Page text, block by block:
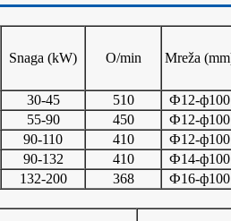
Snaga (kW) O/min Mreža (
30-45 510
Ф12-ф100
55-90 450
Ф12-ф100
90-110 410
Ф12-ф100
90-132 410
Ф14-ф100
132-200 368 Ф16-ф100